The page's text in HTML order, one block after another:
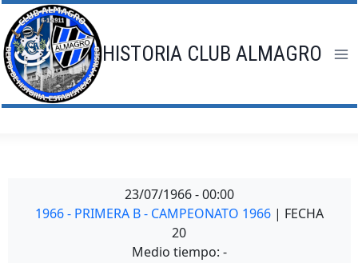
Saltar
al
contenido
HISTORIA CLUB ALMAGRO
23/07/1966 - 00:00
1966 - PRIMERA B - CAMPEONATO 1966 | FECHA
20
Medio tiempo: -